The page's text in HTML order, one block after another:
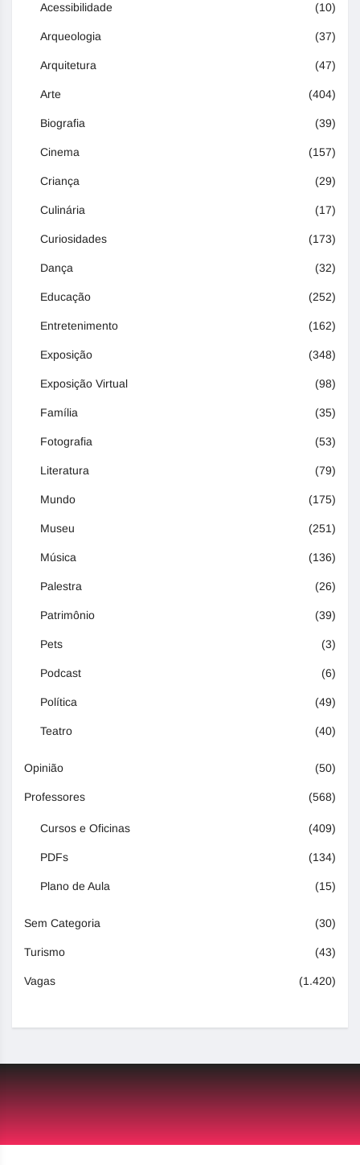
Acessibilidade (10)
Arqueologia (37)
Arquitetura (47)
Arte (404)
Biografia (39)
Cinema (157)
Criança (29)
Culinária (17)
Curiosidades (173)
Dança (32)
Educação (252)
Entretenimento (162)
Exposição (348)
Exposição Virtual (98)
Família (35)
Fotografia (53)
Literatura (79)
Mundo (175)
Museu (251)
Música (136)
Palestra (26)
Patrimônio (39)
Pets (3)
Podcast (6)
Política (49)
Teatro (40)
Opinião (50)
Professores (568)
Cursos e Oficinas (409)
PDFs (134)
Plano de Aula (15)
Sem Categoria (30)
Turismo (43)
Vagas (1.420)